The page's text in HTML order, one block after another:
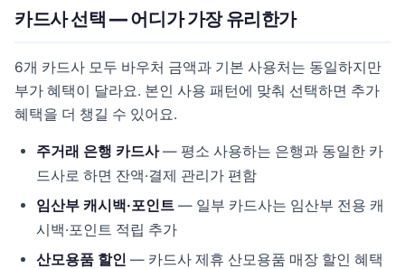
카드사 선택 — 어디가 가장 유리한가
6개 카드사 모두 바우처 금액과 기본 사용처는 동일하지만
부가 혜택이 달라요. 본인 사용 패턴에 맞춰 선택하면 추가
혜택을 더 챙길 수 있어요.
주거래 은행 카드사— 평소 사용하는 은행과 동일한 카
드사로 하면 잔액·결제 관리가 편함
임산부 캐시백·포인트 — 일부 카드사는 임산부 전용 캐
시백·포인트 적립 추가
산모용품 할인 — 카드사 제휴 산모용품 매장 할인 혜택